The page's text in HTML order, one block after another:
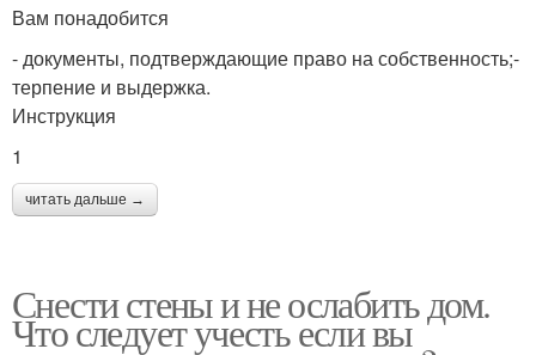
Вам понадобится
- документы, подтверждающие право на собственность;-
терпение и выдержка.
Инструкция
1
читать дальше →
Снести стены и не ослабить дом.
Что следует учесть если вы